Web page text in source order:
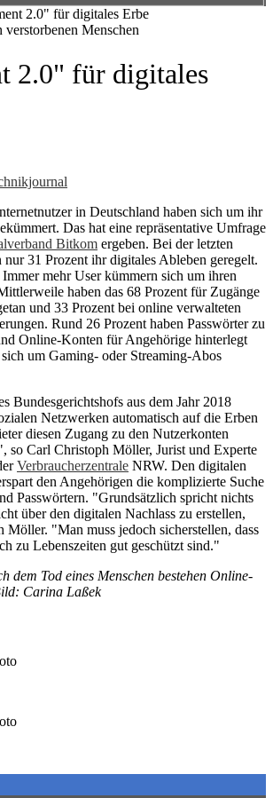
2.0" für digitales Erbe
2.0" für digitales
in Deutschland haben sich um ihr
Das hat eine repräsentative Umfrage
Bitkom ergeben. Bei der letzten
31 Prozent ihr digitales Ableben geregelt.
mehr User kümmern sich um ihren
haben das 68 Prozent für Zugänge
und 33 Prozent bei online verwalteten
Rund 26 Prozent haben Passwörter zu
Online-Konten für Angehörige hinterlegt
um Gaming- oder Streaming-Abos
Bundesgerichtshofs aus dem Jahr 2018
Netzwerken automatisch auf die Erben
diesen Zugang zu den Nutzerkonten
so Carl Christoph Möller, Jurist und Experte
Verbraucherzentrale NRW. Den digitalen
den Angehörigen die komplizierte Suche
Passwörtern. "Grundsätzlich spricht nichts
über den digitalen Nachlass zu erstellen,
Möller. "Man muss jedoch sicherstellen, dass
zu Lebenszeiten gut geschützt sind."
dem Tod eines Menschen bestehen Online-
Carina Laßek